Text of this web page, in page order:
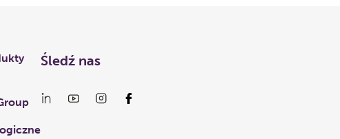
Śledź nas